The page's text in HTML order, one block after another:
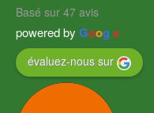
Basé sur 47 avis
powered by Google
évaluez-nous sur